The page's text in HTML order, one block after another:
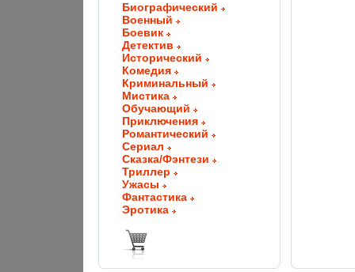
Биографический
Военный
Боевик
Детектив
Исторический
Комедия
Криминальный
Мистика
Обучающий
Приключения
Романтический
Сериал
Сказка/Фэнтези
Триллер
Ужасы
Фантастика
Эротика